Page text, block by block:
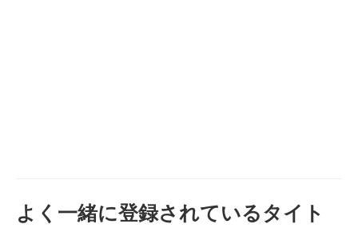
よく一緒に登録されているタイト